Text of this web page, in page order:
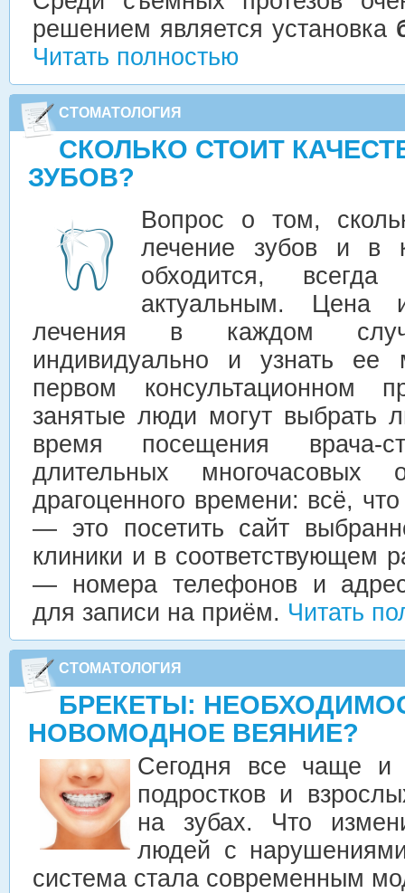
решением является установка
Читать полностью
СТОМАТОЛОГИЯ
СКОЛЬКО СТОИТ
ЗУБОВ?
Вопрос о том,
лечение зубов и в
обходится,
актуальным. Цена
лечения в каждом
индивидуально и узнать
первом консультационном
занятые люди могут выбрать
время посещения врача-
длительных
драгоценного времени: всё,
— это посетить сайт
клиники и в соответствующем
— номера телефонов и
для записи на приём. Читать
СТОМАТОЛОГИЯ
БРЕКЕТЫ:
НОВОМОДНОЕ ВЕЯНИЕ?
Сегодня все чаще и
подростков и
на зубах. Что
людей с
система стала современным